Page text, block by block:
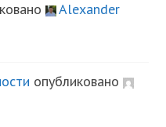
Alexander
опубликовано